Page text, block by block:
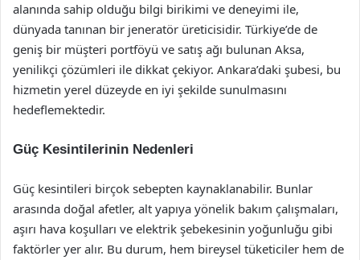
alanında sahip olduğu bilgi birikimi ve deneyimi ile,
dünyada tanınan bir jeneratör üreticisidir. Türkiye’de de
geniş bir müşteri portföyü ve satış ağı bulunan Aksa,
yenilikçi çözümleri ile dikkat çekiyor. Ankara’daki şubesi, bu
hizmetin yerel düzeyde en iyi şekilde sunulmasını
hedeflemektedir.
Güç Kesintilerinin Nedenleri
Güç kesintileri birçok sebepten kaynaklanabilir. Bunlar
arasında doğal afetler, alt yapıya yönelik bakım çalışmaları,
aşırı hava koşulları ve elektrik şebekesinin yoğunluğu gibi
faktörler yer alır. Bu durum, hem bireysel tüketiciler hem de